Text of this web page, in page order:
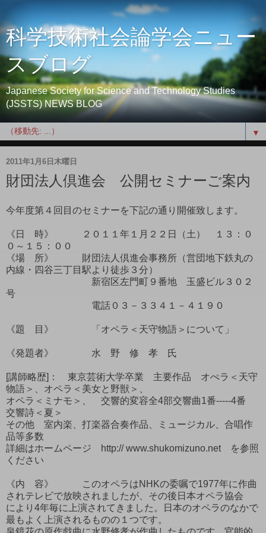
科学技術社会論学会ニュー
スブログ
Japanese Society for Science and Technology Studies
(JSSTS) NEWS BLOG
▼
2011年1月6日木曜日
財団法人倶進会 公開セミナーご案内
今年度第４回目のセミナーを下記の通り開催致します。
《日 時》 ２０１１年１月２２日（土） １３：０
０～１５：００
《場 所》 財団法人倶進会事務所（営団地下鉄丸の
内線・四谷三丁目駅より徒歩３分）
新宿区左門町９番地 玉盛ビル３０２
号
電話０３－３３４１－４１９０
《題 目》 「オペラ＜天守物語＞について」
《発題者》 水 野 修 孝 氏
[講師略歴]： 東京芸術大学卒業 主要作品 オぺラ＜天守
物語＞、オペラ＜美女と野獣＞、
オペラ＜ミナモ＞、 交響的変容全4部交響曲1番-----4番
交響詩＜夏＞
その他 室内楽、打楽器合奏作品、ミュージカル、合唱作
品等多数
詳細はホームページ http:// www.shukomizuno.net を参照
ください
《内 容》 このオペラはNHKの委嘱で1977年に作曲
されテレビで放映されましたが、その後日本オペラ協会
により4年毎に上演されてきました。日本のオペラのなかで
最もよく上演されるものの１つです。